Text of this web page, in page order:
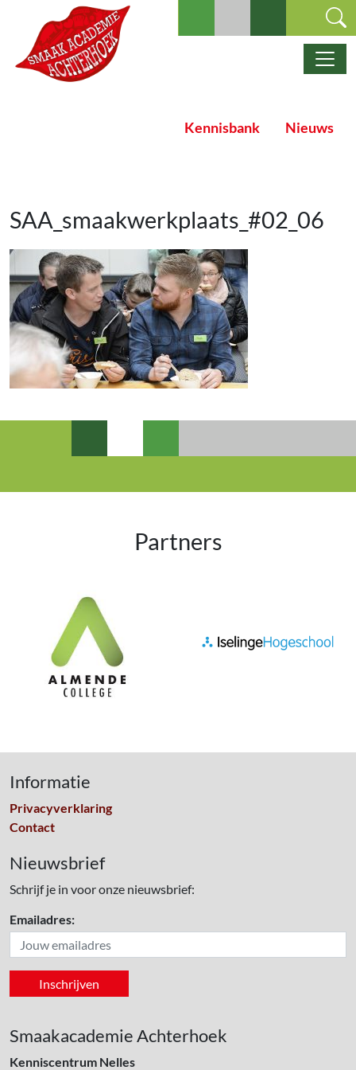
Ga naar de inhoud
Hoofdnavigatie
Kennisbank Nieuws
SAA_smaakwerkplaats_#02_06
Partners
Informatie
Privacyverklaring
Contact
Nieuwsbrief
Schrijf je in voor onze nieuwsbrief:
Emailadres:
Smaakacademie Achterhoek
Kenniscentrum Nelles